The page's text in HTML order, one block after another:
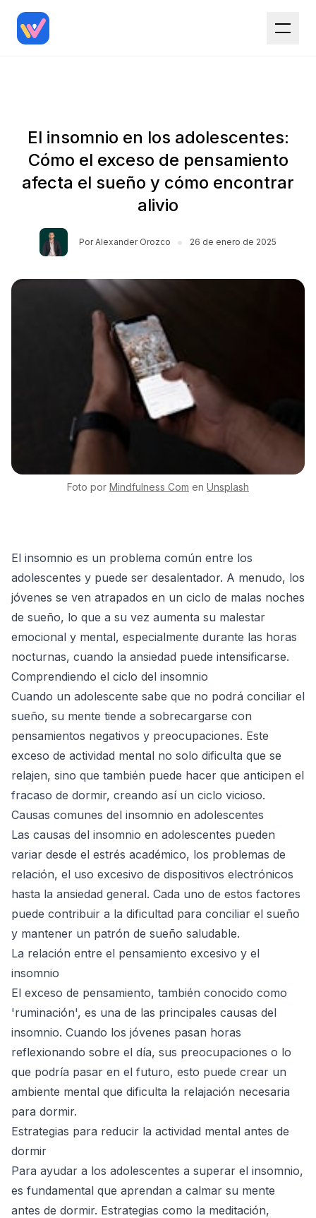
El insomnio en los adolescentes:
Cómo el exceso de pensamiento
afecta el sueño y cómo encontrar
alivio
Por Alexander Orozco • 26 de enero de 2025
Foto por Mindfulness Com en Unsplash
El insomnio es un problema común entre los
adolescentes y puede ser desalentador. A menudo, los
jóvenes se ven atrapados en un ciclo de malas noches
de sueño, lo que a su vez aumenta su malestar
emocional y mental, especialmente durante las horas
nocturnas, cuando la ansiedad puede intensificarse.
Comprendiendo el ciclo del insomnio
Cuando un adolescente sabe que no podrá conciliar el
sueño, su mente tiende a sobrecargarse con
pensamientos negativos y preocupaciones. Este
exceso de actividad mental no solo dificulta que se
relajen, sino que también puede hacer que anticipen el
fracaso de dormir, creando así un ciclo vicioso.
Causas comunes del insomnio en adolescentes
Las causas del insomnio en adolescentes pueden
variar desde el estrés académico, los problemas de
relación, el uso excesivo de dispositivos electrónicos
hasta la ansiedad general. Cada uno de estos factores
puede contribuir a la dificultad para conciliar el sueño
y mantener un patrón de sueño saludable.
La relación entre el pensamiento excesivo y el
insomnio
El exceso de pensamiento, también conocido como
'ruminación', es una de las principales causas del
insomnio. Cuando los jóvenes pasan horas
reflexionando sobre el día, sus preocupaciones o lo
que podría pasar en el futuro, esto puede crear un
ambiente mental que dificulta la relajación necesaria
para dormir.
Estrategias para reducir la actividad mental antes de
dormir
Para ayudar a los adolescentes a superar el insomnio,
es fundamental que aprendan a calmar su mente
antes de dormir. Estrategias como la meditación,